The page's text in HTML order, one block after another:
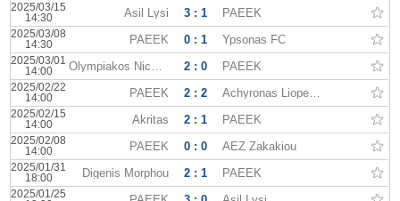
2025/03/15
14:30
Asil Lysi 3 : 1 PAEEK
2025/03/08
14:30
PAEEK 0 : 1 Ypsonas FC
2025/03/01
14:00
Olympiakos Nicosia 2 : 0 PAEEK
2025/02/22
14:00
PAEEK 2 : 2 Achyronas Liopetriou
2025/02/15
14:00
Akritas 2 : 1 PAEEK
2025/02/08
14:00
PAEEK 0 : 0 AEZ Zakakiou
2025/01/31
18:00
Digenis Morphou 2 : 1 PAEEK
2025/01/25